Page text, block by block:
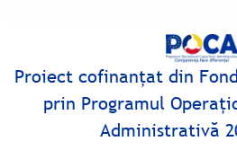
Proiect cofinanţat din
prin Programul
Administrativă